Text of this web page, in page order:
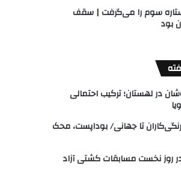
سوم را می‌گرفت | سقف
در لهستان؛ ترکیب احتمالی
تا جهانی/ بوداپست، محک
روز نخست مسابقات کشتی آزاد